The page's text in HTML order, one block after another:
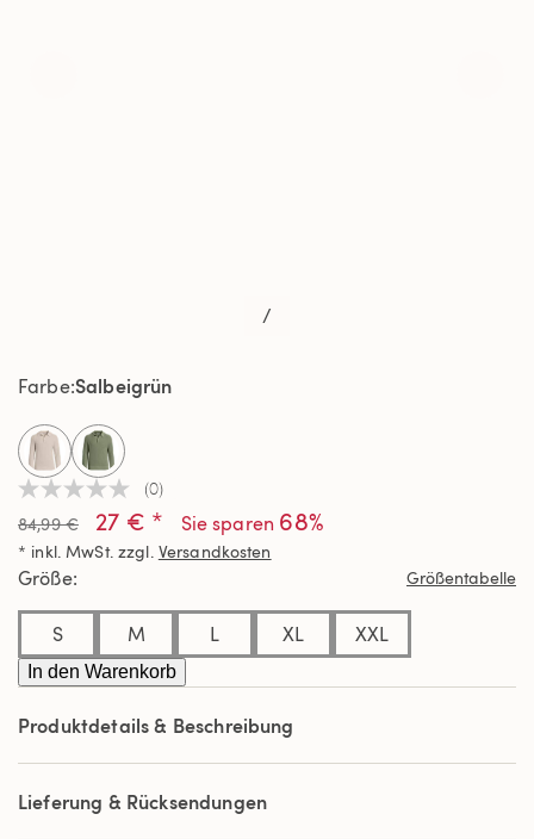
/
Kein
Beurteilungswert
Link
auf
derselben
(0)
84,99 € 27 € * Sie sparen 68%
* inkl. MwSt. zzgl. Versandkosten
Farbe Salbeigrün
selected
Größe Größentabelle
S M L XL XXL
In den Warenkorb
Produktdetails & Beschreibung
Lieferung & Rücksendungen